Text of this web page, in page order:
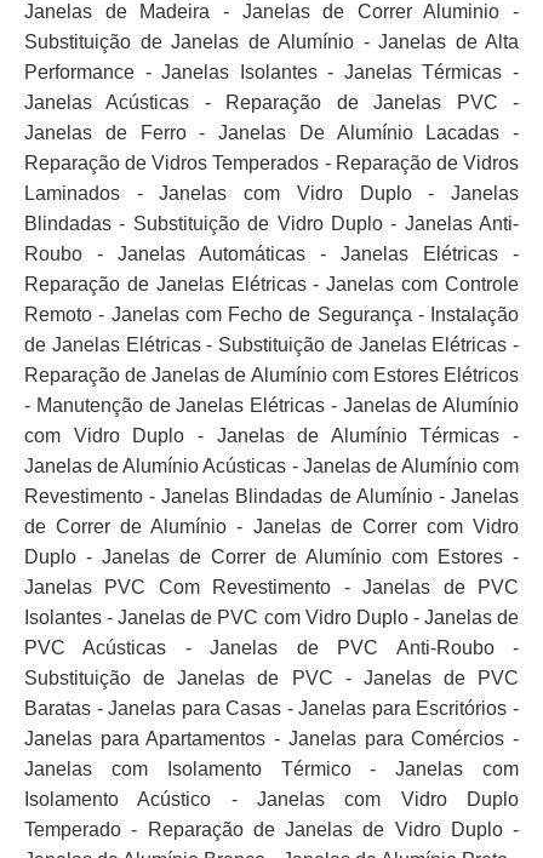
Janelas de Madeira - Janelas de Correr Aluminio -
Substituição de Janelas de Alumínio - Janelas de Alta
Performance - Janelas Isolantes - Janelas Térmicas -
Janelas Acústicas - Reparação de Janelas PVC -
Janelas de Ferro - Janelas De Alumínio Lacadas -
Reparação de Vidros Temperados - Reparação de Vidros
Laminados - Janelas com Vidro Duplo - Janelas
Blindadas - Substituição de Vidro Duplo - Janelas Anti-
Roubo - Janelas Automáticas - Janelas Elétricas -
Reparação de Janelas Elétricas - Janelas com Controle
Remoto - Janelas com Fecho de Segurança - Instalação
de Janelas Elétricas - Substituição de Janelas Elétricas -
Reparação de Janelas de Alumínio com Estores Elétricos
- Manutenção de Janelas Elétricas - Janelas de Alumínio
com Vidro Duplo - Janelas de Alumínio Térmicas -
Janelas de Alumínio Acústicas - Janelas de Alumínio com
Revestimento - Janelas Blindadas de Alumínio - Janelas
de Correr de Alumínio - Janelas de Correr com Vidro
Duplo - Janelas de Correr de Alumínio com Estores -
Janelas PVC Com Revestimento - Janelas de PVC
Isolantes - Janelas de PVC com Vidro Duplo - Janelas de
PVC Acústicas - Janelas de PVC Anti-Roubo -
Substituição de Janelas de PVC - Janelas de PVC
Baratas - Janelas para Casas - Janelas para Escritórios -
Janelas para Apartamentos - Janelas para Comércios -
Janelas com Isolamento Térmico - Janelas com
Isolamento Acústico - Janelas com Vidro Duplo
Temperado - Reparação de Janelas de Vidro Duplo -